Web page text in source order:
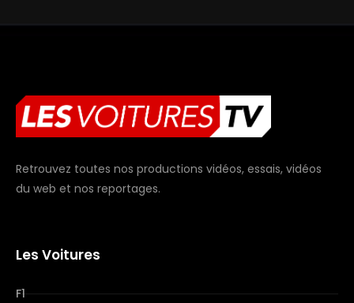
Retrouvez toutes nos productions vidéos, essais, vidéos
du web et nos reportages.
Les Voitures
F1